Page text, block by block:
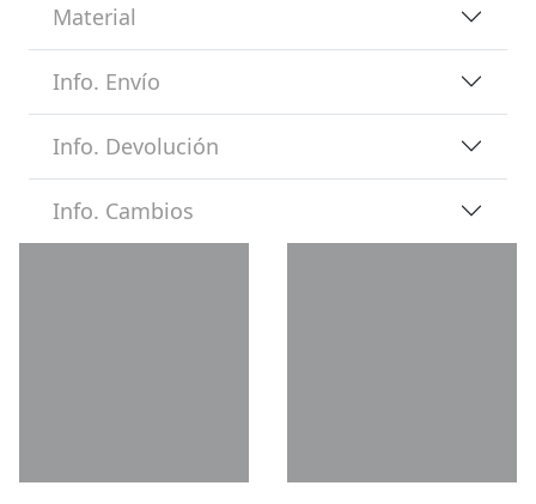
Material
Info. Envío
Info. Devolución
Info. Cambios